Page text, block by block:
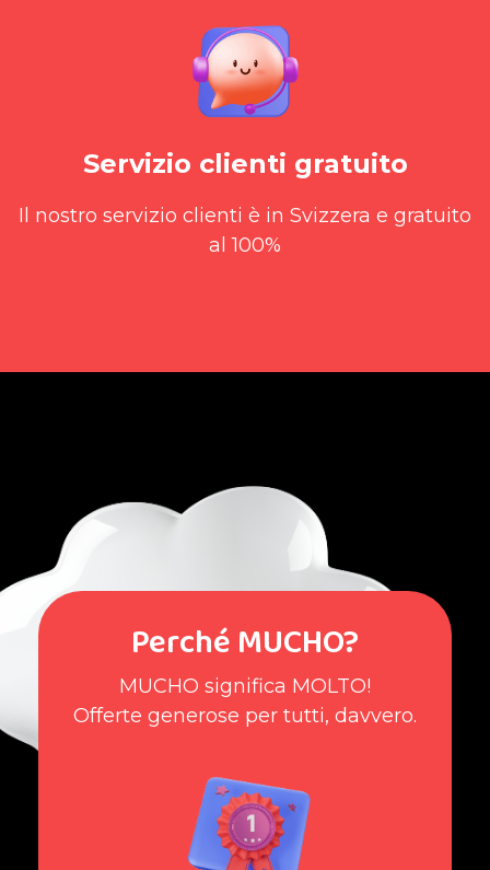
Servizio clienti gratuito
Il nostro servizio clienti è in Svizzera e gratuito
al 100%
Perché MUCHO?
MUCHO significa MOLTO!
Offerte generose per tutti, davvero.